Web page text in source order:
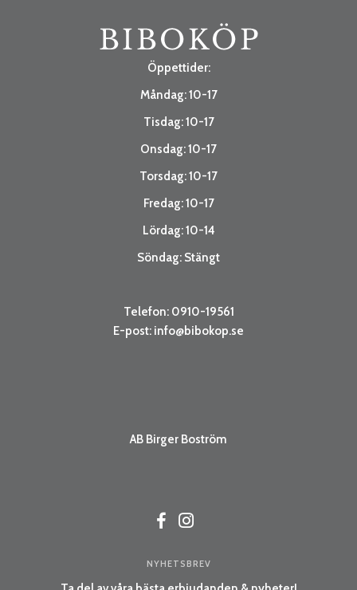
Öppettider:
Måndag: 10-17
Tisdag: 10-17
Onsdag: 10-17
Torsdag: 10-17
Fredag: 10-17
Lördag: 10-14
Söndag: Stängt
Telefon: 0910-19561
E-post: info@bibokop.se
AB Birger Boström
NYHETSBREV